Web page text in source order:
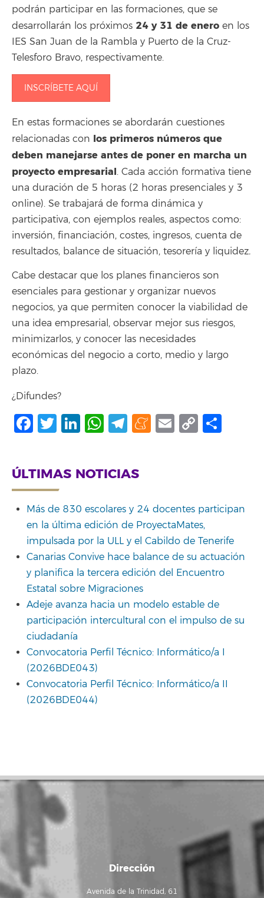
podrán participar en las formaciones, que se
desarrollarán los próximos 24 y 31 de enero en los
IES San Juan de la Rambla y Puerto de la Cruz-
Telesforo Bravo, respectivamente.
INSCRÍBETE AQUÍ
En estas formaciones se abordarán cuestiones
relacionadas con los primeros números que
deben manejarse antes de poner en marcha un
proyecto empresarial. Cada acción formativa tiene
una duración de 5 horas (2 horas presenciales y 3
online). Se trabajará de forma dinámica y
participativa, con ejemplos reales, aspectos como:
inversión, financiación, costes, ingresos, cuenta de
resultados, balance de situación, tesorería y liquidez.
Cabe destacar que los planes financieros son
esenciales para gestionar y organizar nuevos
negocios, ya que permiten conocer la viabilidad de
una idea empresarial, observar mejor sus riesgos,
minimizarlos, y conocer las necesidades
económicas del negocio a corto, medio y largo
plazo.
¿Difundes?
Facebook
Twitter
LinkedIn
WhatsApp
Telegram
Meneame
Email
Copy
ÚLTIMAS NOTICIAS
Más de 830 escolares y 24 docentes participan
en la última edición de ProyectaMates,
impulsada por la ULL y el Cabildo de Tenerife
Canarias Convive hace balance de su actuación
y planifica la tercera edición del Encuentro
Estatal sobre Migraciones
Adeje avanza hacia un modelo estable de
participación intercultural con el impulso de su
ciudadanía
Convocatoria Perfil Técnico: Informático/a I
(2026BDE043)
Convocatoria Perfil Técnico: Informático/a II
(2026BDE044)
Dirección
Avenida de la Trinidad, 61